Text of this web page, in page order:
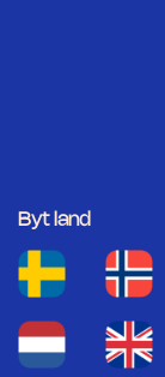
Byt land